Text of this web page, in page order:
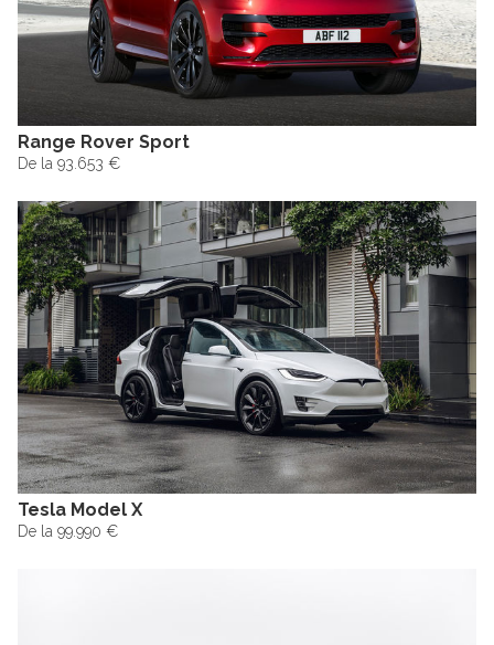
Range Rover Sport
De la 93.653 €
Tesla Model X
De la 99.990 €